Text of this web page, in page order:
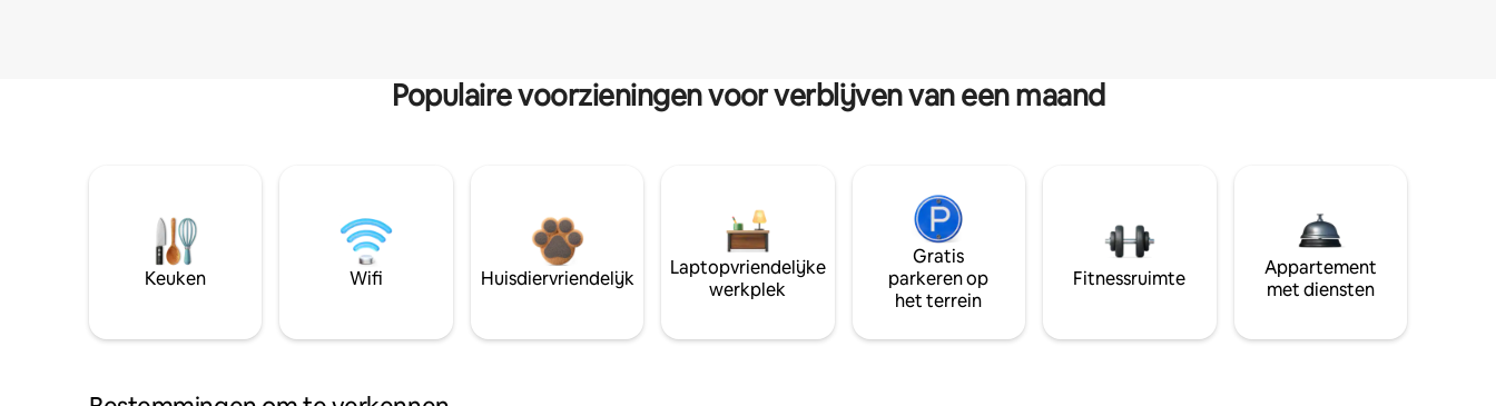
Populaire voorzieningen voor verblijven van een maand
Keuken Wifi Huisdiervriendelijk
Laptopvriendelijke
werkplek
Gratis
parkeren op
het terrein
Fitnessruimte
Appartement
met diensten